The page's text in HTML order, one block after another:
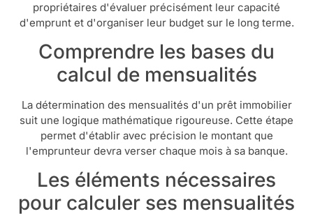
propriétaires d'évaluer précisément leur capacité
d'emprunt et d'organiser leur budget sur le long terme.
Comprendre les bases du
calcul de mensualités
La détermination des mensualités d'un prêt immobilier
suit une logique mathématique rigoureuse. Cette étape
permet d'établir avec précision le montant que
l'emprunteur devra verser chaque mois à sa banque.
Les éléments nécessaires
pour calculer ses mensualités